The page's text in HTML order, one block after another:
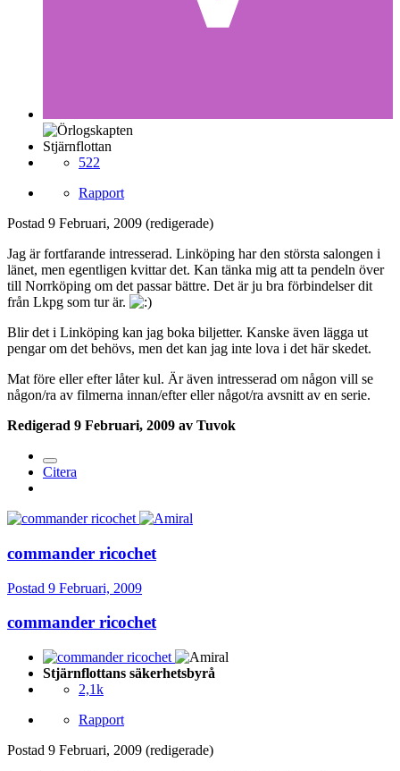
Stjärnflottan
522
Rapport
Postad 9 Februari, 2009 (redigerade)
Jag är fortfarande intresserad. Linköping har den största salongen i
länet, men egentligen kvittar det. Kan tänka mig att ta pendeln över
till Norrköping om det passar bättre. Det är ju bra förbindelser dit
från Lkpg som tur är.
Blir det i Linköping kan jag boka biljetter. Kanske även lägga ut
pengar om det behövs, men det kan jag inte lova i det här skedet.
Mat före eller efter låter kul. Är även intresserad om någon vill se
någon/ra av filmerna innan/efter eller något/ra avsnitt av en serie.
Redigerad 9 Februari, 2009 av Tuvok
Citera
commander ricochet
Postad 9 Februari, 2009
commander ricochet
Stjärnflottans säkerhetsbyrå
2,1k
Rapport
Postad 9 Februari, 2009 (redigerade)